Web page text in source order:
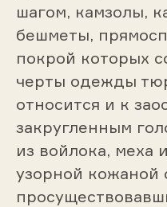
шагом, камзолы,
бешметы,
покрой которых
черты одежды
относится и к
закругленным
из войлока, меха
узорной кожаной